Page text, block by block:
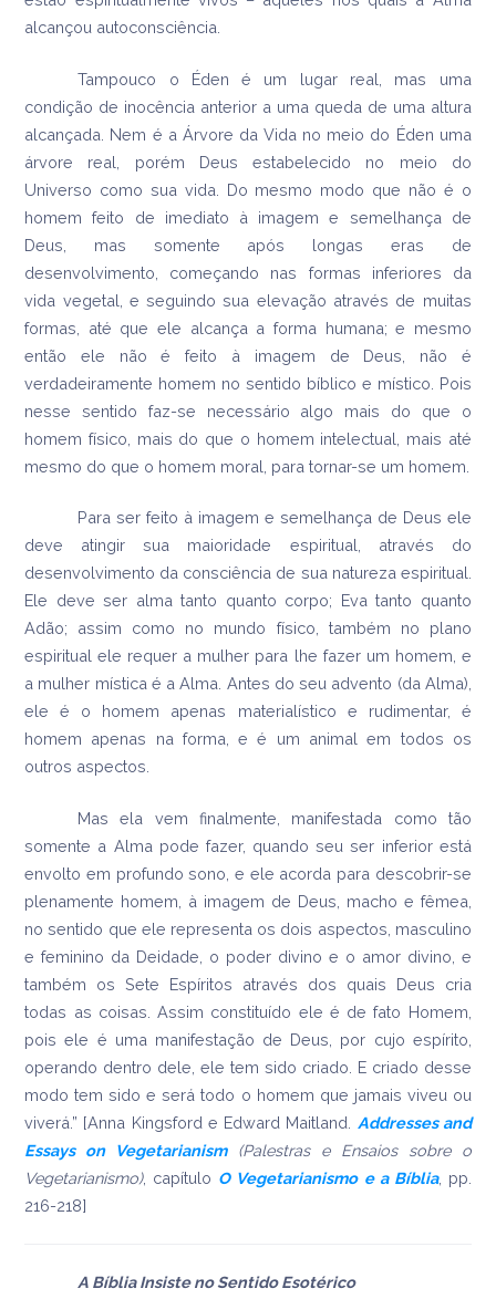
alcançou autoconsciência.
Tampouco o Éden é um lugar real, mas uma
condição de inocência anterior a uma queda de uma altura
alcançada. Nem é a Árvore da Vida no meio do Éden uma
árvore real, porém Deus estabelecido no meio do
Universo como sua vida. Do mesmo modo que não é o
homem feito de imediato à imagem e semelhança de
Deus, mas somente após longas eras de
desenvolvimento, começando nas formas inferiores da
vida vegetal, e seguindo sua elevação através de muitas
formas, até que ele alcança a forma humana; e mesmo
então ele não é feito à imagem de Deus, não é
verdadeiramente homem no sentido bíblico e místico. Pois
nesse sentido faz-se necessário algo mais do que o
homem físico, mais do que o homem intelectual, mais até
mesmo do que o homem moral, para tornar-se um homem.
Para ser feito à imagem e semelhança de Deus ele
deve atingir sua maioridade espiritual, através do
desenvolvimento da consciência de sua natureza espiritual.
Ele deve ser alma tanto quanto corpo; Eva tanto quanto
Adão; assim como no mundo físico, também no plano
espiritual ele requer a mulher para lhe fazer um homem, e
a mulher mística é a Alma. Antes do seu advento (da Alma),
ele é o homem apenas materialístico e rudimentar, é
homem apenas na forma, e é um animal em todos os
outros aspectos.
Mas ela vem finalmente, manifestada como tão
somente a Alma pode fazer, quando seu ser inferior está
envolto em profundo sono, e ele acorda para descobrir-se
plenamente homem, à imagem de Deus, macho e fêmea,
no sentido que ele representa os dois aspectos, masculino
e feminino da Deidade, o poder divino e o amor divino, e
também os Sete Espíritos através dos quais Deus cria
todas as coisas. Assim constituído ele é de fato Homem,
pois ele é uma manifestação de Deus, por cujo espírito,
operando dentro dele, ele tem sido criado. E criado desse
modo tem sido e será todo o homem que jamais viveu ou
viverá.” [Anna Kingsford e Edward Maitland. Addresses and
Essays on Vegetarianism
(Palestras e Ensaios sobre o
Vegetarianismo), capítulo O Vegetarianismo e a Bíblia, pp.
216-218]
A Bíblia Insiste no Sentido Esotérico